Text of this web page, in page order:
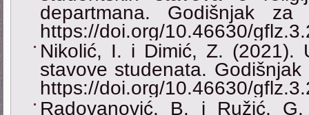
departmana. Godišnjak
https://doi.org/10.46630/
Nikolić, I. i Dimić, Z. (2021).
stavove studenata.
https://doi.org/10.46630/
Radovanović, B. i Ružić,